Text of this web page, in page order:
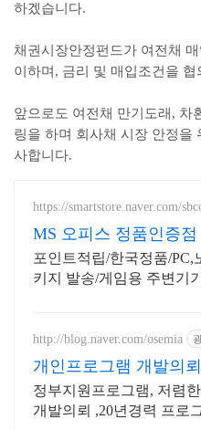
하겠습니다.
채권시장안정펀드가 여전채
이하며, 금리 및 매입조건을 협
앞으로도 여전채 만기도래, 차
링을 하며 회사채 시장 안정을
사합니다.
https://smartstore.naver.com/
MS 오피스 정품인증점
포인트적립/한국정품/PC,
키지 발송/게임용 주변기기
http://blog.naver.com/osemia
개인프로그램 개발의
정부지원프로그램, 저렴
개발의뢰 ,20년경력 프로